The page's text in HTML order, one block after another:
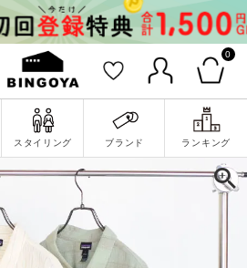
0
スタイリング ブランド ランキング